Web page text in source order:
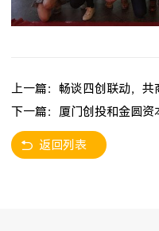
上一篇：畅谈四创联动，共
返回列表
下一篇：厦门创投和金圆